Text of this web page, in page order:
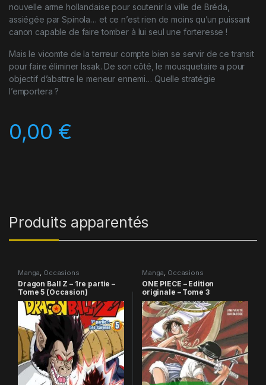
nouvelle arme hollandaise pour soutenir la ville de Bréda,
assiégée par Spinola… et ce n’est rien de moins qu’un puissant
canon capable de faire tomber à lui seul une forteresse !
Mais le vicomte de la terreur compte bien se servir de ce transit
pour faire éliminer Issak. De son côté, le mousquetaire a pour
objectif d’abattre le meneur ennemi… Quelle stratégie
l’emportera ?
0,00 €
Produits apparentés
Manga, Occasions
Dragon Ball Z – 1re partie –
Tome 5 (Occasion)
Manga, Occasions
ONE PIECE – Edition
originale – Tome 3